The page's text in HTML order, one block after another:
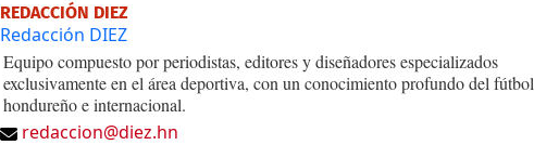
REDACCIÓN DIEZ
Redacción DIEZ
Equipo compuesto por periodistas, editores y diseñadores especializados
exclusivamente en el área deportiva, con un conocimiento profundo del fútbol
hondureño e internacional.
redaccion@diez.hn